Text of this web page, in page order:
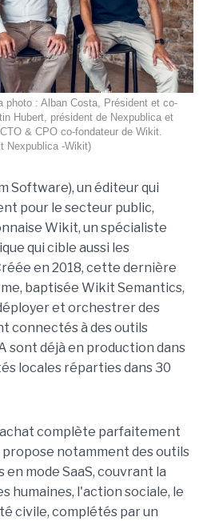
photo : Alban Costa, Président et co-
Hubert, président de Nexpublica et
& CPO co-fondateur de Wikit.
Nexpublica -Wikit)
Software), un éditeur qui
pour le secteur public,
Wikit, un spécialiste
qui cible aussi les
en 2018, cette dernière
baptisée Wikit Semantics,
et orchestrer des
connectés à des outils
sont déjà en production dans
locales réparties dans 30
complète parfaitement
propose notamment des outils
mode SaaS, couvrant la
humaines, l'action sociale, le
civile, complétés par un